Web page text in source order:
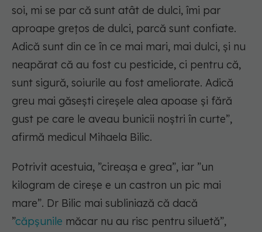
soi, mi se par că sunt atât de dulci, îmi par
aproape grețos de dulci, parcă sunt confiate.
Adică sunt din ce în ce mai mari, mai dulci, și nu
neapărat că au fost cu pesticide, ci pentru că,
sunt sigură, soiurile au fost ameliorate. Adică
greu mai găsești cireșele alea apoase și fără
gust pe care le aveau bunicii noștri în curte”,
afirmă medicul Mihaela Bilic.
Potrivit acestuia, ”cireașa e grea”, iar ”un
kilogram de cireșe e un castron un pic mai
mare”. Dr Bilic mai subliniază că dacă
”căpșunile măcar nu au risc pentru siluetă”,